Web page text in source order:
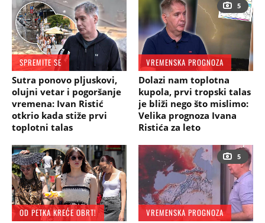
SPREMITE SE
Sutra ponovo pljuskovi,
olujni vetar i pogoršanje
vremena: Ivan Ristić
otkrio kada stiže prvi
toplotni talas
5
VREMENSKA PROGNOZA
Dolazi nam toplotna
kupola, prvi tropski talas
je bliži nego što mislimo:
Velika prognoza Ivana
Ristića za leto
OD PETKA KREĆE OBRT!
5
VREMENSKA PROGNOZA